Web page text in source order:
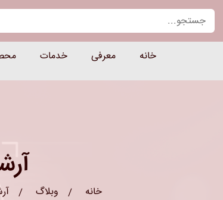
تخصصی دستگاه حضور
خانه معرفی خدمات
خانه وبلاگ